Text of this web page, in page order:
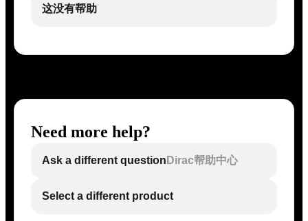
这没有帮助
Need more help?
Ask a different question Dirac帮助中心
Select a different product